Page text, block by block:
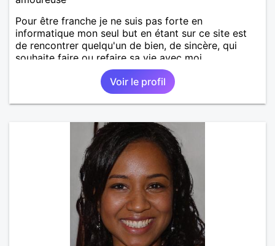
Pour être franche je ne suis pas forte en
informatique mon seul but en étant sur ce site est
de rencontrer quelqu'un de bien, de sincère, qui
souhaite faire ou refaire sa vie avec moi.
Voir le profil